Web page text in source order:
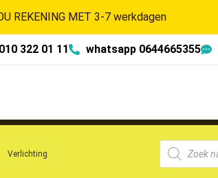
REKENING MET 3-7 werkdagen
010 322 01 11 whatsapp 0644665355
Verlichting